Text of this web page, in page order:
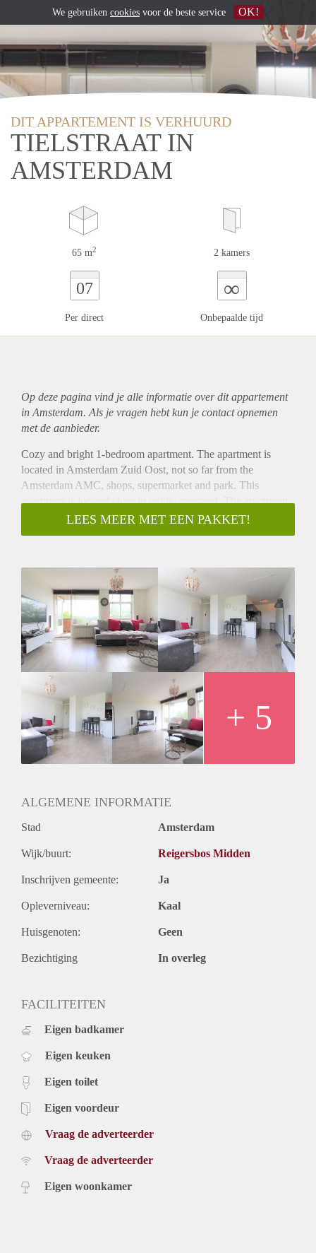
DIT APPARTEMENT IS VERHUURD
TIELSTRAAT IN
AMSTERDAM
65 m2 2 kamers
07
Per direct
∞
Onbepaalde tijd
Op deze pagina vind je alle informatie over ditappartement
in Amsterdam. Als je vragen hebt kun je contact opnemen
met de aanbieder.
Cozy and bright 1-bedroom apartment. The apartment is
located in Amsterdam Zuid Oost, not so far from the
Amsterdam AMC, shops, supermarket and park. This
apartment is located close to public transport. The apartment
has a spacious sunny balcony with nice open view. The
apartment has a good energy label and there is free parking in
- Recently renovated
- 1 bedroom (perfect for a couple or single person)
- Free parking in front of the building
- 3rd floor reachable by stairs
- Sunny south facing balcony
- 65m2
- Registration possible
- Fully equipped Kitchen
- Bathroom with shower, sink, toilet and washer/dryer
- Private storage
- Sports amenities in the direct area
Rental price € 1400,- excluding utilities
LEES MEER MET EEN PAKKET!
+ 5
ALGEMENE INFORMATIE
Stad Amsterdam
Wijk/buurt: Reigersbos Midden
Inschrijven gemeente: Ja
Opleverniveau: Kaal
Huisgenoten: Geen
Bezichtiging In overleg
FACILITEITEN
Eigen badkamer
Eigen keuken
Eigen toilet
Eigen voordeur
Vraag de adverteerder
Vraag de adverteerder
Eigen woonkamer
We gebruiken cookies voor de beste service OK!